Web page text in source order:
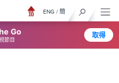
Go
節目
取得
ENG / 簡